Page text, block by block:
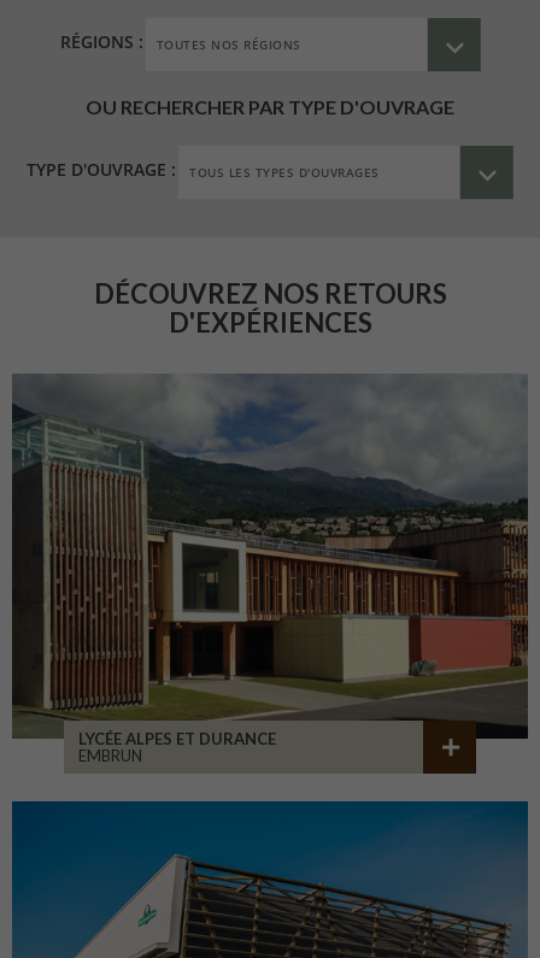
RÉGIONS :
OU RECHERCHER PAR TYPE D'OUVRAGE
TYPE D'OUVRAGE :
DÉCOUVREZ NOS RETOURS
D'EXPÉRIENCES
LYCÉE ALPES ET DURANCE
EMBRUN